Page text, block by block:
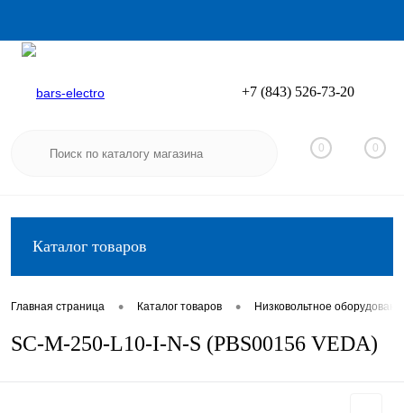
Вход
+7 (843) 526-73-20
0 0
Каталог товаров
Главная страница • Каталог товаров • Низковольтное
SC-M-250-L10-I-N-S (PBS00156 VEDA)